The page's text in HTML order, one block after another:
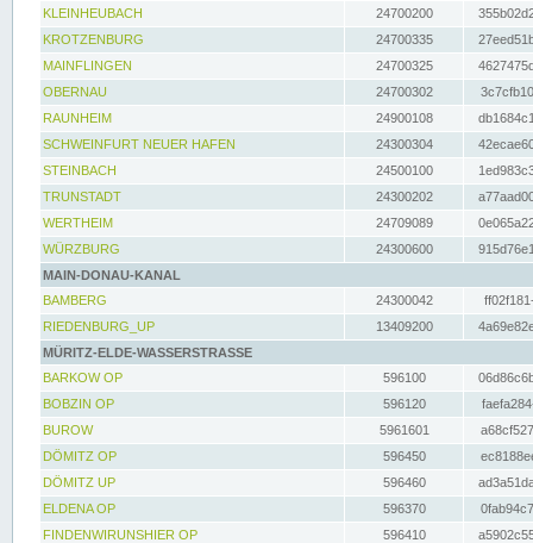
KLEINHEUBACH 24700200
KROTZENBURG
24700335
MAINFLINGEN
24700325
OBERNAU
24700302
RAUNHEIM
24900108
SCHWEINFURT NEUER HAFEN
24300304
STEINBACH
24500100
TRUNSTADT
24300202
WERTHEIM
24709089
WÜRZBURG
24300600
MAIN-DONAU-KANAL
BAMBERG
24300042
RIEDENBURG_UP
13409200
MÜRITZ-ELDE-WASSERSTRASSE
BARKOW OP
596100
BOBZIN OP
596120
BUROW
5961601
DÖMITZ OP
596450
DÖMITZ UP
596460
ELDENA OP
596370
FINDENWIRUNSHIER OP
596410